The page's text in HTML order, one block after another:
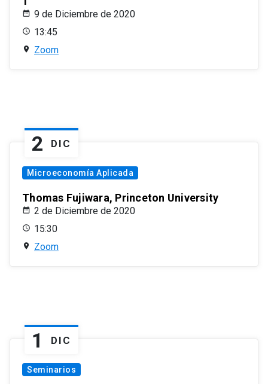
9 de Diciembre de 2020
13:45
Zoom
2 DIC
Microeconomía Aplicada
Thomas Fujiwara, Princeton University
2 de Diciembre de 2020
15:30
Zoom
1 DIC
Seminarios